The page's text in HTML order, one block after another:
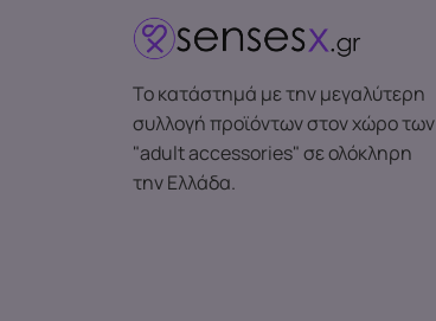
Το κατάστημά με την μεγαλύτερη
συλλογή προϊόντων στον χώρο των
"adult accessories" σε ολόκληρη
την Ελλάδα.